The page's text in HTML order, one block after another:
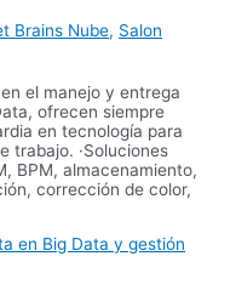
Brains Nube, Salon
el manejo y entrega
ofrecen siempre
en tecnología para
trabajo. ·Soluciones
BPM, almacenamiento,
corrección de color,
en Big Data y gestión